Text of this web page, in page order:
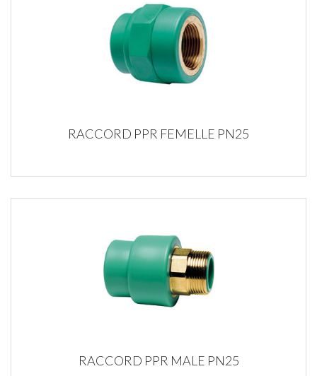
RACCORD PPR FEMELLE PN25
RACCORD PPR MALE PN25